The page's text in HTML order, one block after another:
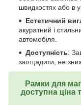
швидкостях або в
Естетичний
акуратний і
автомобіля.
Доступність:
заощадити, не
Рамки для
доступна